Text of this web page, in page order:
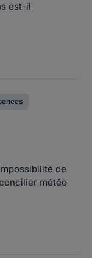
est-il
de
météo